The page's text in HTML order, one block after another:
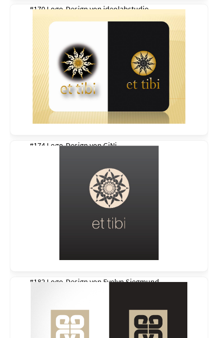
#170 Logo-Design vonideolabstudio
#174 Logo-Design vonGiNi
#182 Logo-Design von Evelyn Siegmund